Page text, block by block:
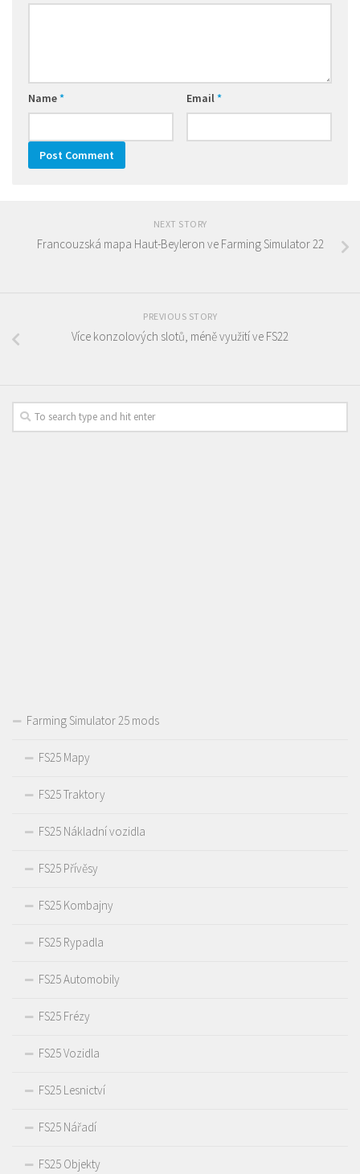
Name* Email*
NEXT STORY
Francouzská mapa Haut-Beyleron ve Farming Simulator 22
PREVIOUS STORY
Více konzolových slotů, méně využití ve FS22
Farming Simulator 25 mods
FS25 Mapy
FS25 Traktory
FS25 Nákladní vozidla
FS25 Přívěsy
FS25 Kombajny
FS25 Rypadla
FS25 Automobily
FS25 Frézy
FS25 Vozidla
FS25 Lesnictví
FS25 Nářadí
FS25 Objekty